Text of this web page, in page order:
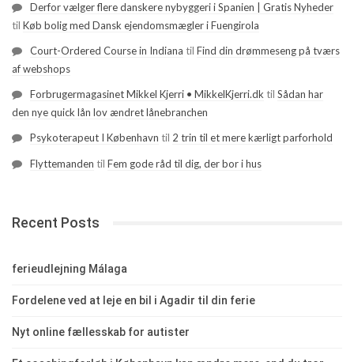
Derfor vælger flere danskere nybyggeri i Spanien | Gratis Nyheder
til Køb bolig med Dansk ejendomsmægler i Fuengirola
Court-Ordered Course in Indiana til Find din drømmeseng på tværs
af webshops
Forbrugermagasinet Mikkel Kjerri • MikkelKjerri.dk til Sådan har
den nye quick lån lov ændret lånebranchen
Psykoterapeut I København til 2 trin til et mere kærligt parforhold
Flyttemanden til Fem gode råd til dig, der bor i hus
Recent Posts
ferieudlejning Málaga
Fordelene ved at leje en bil i Agadir til din ferie
Nyt online fællesskab for autister